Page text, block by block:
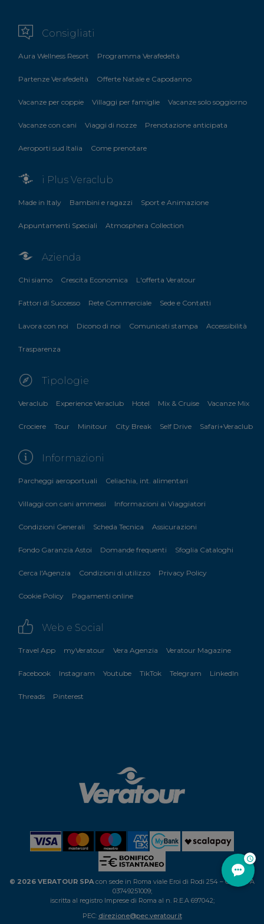
Consigliati
Aura Wellness Resort Programma Verafedeltà
Partenze Verafedeltà Offerte Natale e Capodanno
Vacanze per coppie Villaggi per famiglie Vacanze solo soggiorno
Vacanze con cani Viaggi di nozze Prenotazione anticipata
Aeroporti sud Italia Come prenotare
i Plus Veraclub
Made in Italy Bambini e ragazzi Sport e Animazione
Appuntamenti Speciali Atmosphera Collection
Azienda
Chi siamo Crescita Economica L'offerta Veratour
Fattori di Successo Rete Commerciale Sede e Contatti
Lavora con noi Dicono di noi Comunicati stampa Accessibilità
Trasparenza
Tipologie
Veraclub Experience Veraclub Hotel Mix & Cruise Vacanze Mix
Crociere Tour Minitour City Break Self Drive Safari+Veraclub
Informazioni
Parcheggi aeroportuali Celiachia, int. alimentari
Villaggi con cani ammessi Informazioni ai Viaggiatori
Condizioni Generali Scheda Tecnica Assicurazioni
Fondo Garanzia Astoi Domande frequenti Sfoglia Cataloghi
Cerca l'Agenzia Condizioni di utilizzo Privacy Policy
Cookie Policy Pagamenti online
Web e Social
Travel App myVeratour Vera Agenzia Veratour Magazine
Facebook Instagram Youtube TikTok Telegram LinkedIn
Threads Pinterest
© 2026 VERATOUR SPAcon sede in Roma viale Eroi di Rodi 254 – C.F. P.IVA
03749251009;
iscritta al registro Imprese di Roma al n. R.E.A 697042;
PEC: direzione@pec.veratour.it